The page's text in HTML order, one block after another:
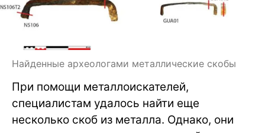
Найденные археологами металлические скобы
При помощи металлоискателей,
специалистам удалось найти еще
несколько скоб из металла. Однако, они